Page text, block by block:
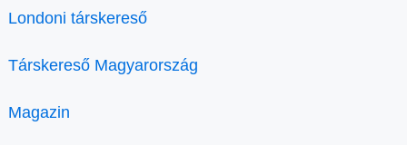
Londoni társkereső
Társkereső Magyarország
Magazin